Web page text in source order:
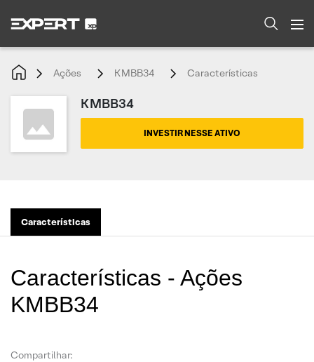
Ações KMBB34 Características
KMBB34
INVESTIR NESSE ATIVO
Características
Características - Ações
KMBB34
Compartilhar: